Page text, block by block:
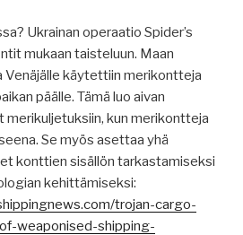
Ukrainan operaatio Spider’s
mukaan taisteluun. Maan
Venäjälle käytettiin merikontteja
päälle. Tämä luo aivan
merikuljetuksiin, kun merikontteja
Se myös asettaa yhä
konttien sisällön tarkastamiseksi
kehittämiseksi:
trojan-cargo-
weaponised-shipping-